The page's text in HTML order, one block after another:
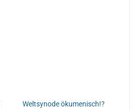
Weltsynode ökumenisch!?